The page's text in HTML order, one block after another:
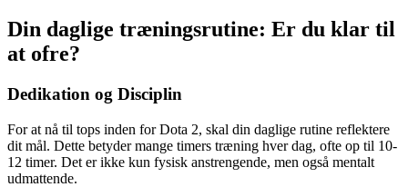
Din daglige træningsrutine: Er du klar til
at ofre?
Dedikation og Disciplin
For at nå til tops inden for Dota 2, skal din daglige rutine reflektere
dit mål. Dette betyder mange timers træning hver dag, ofte op til 10-
12 timer. Det er ikke kun fysisk anstrengende, men også mentalt
udmattende.